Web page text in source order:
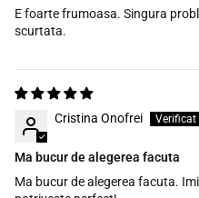
E foarte frumoasa. Singura
scurtata.
Cristina Onofrei
Ma bucur de alegerea facuta
Ma bucur de alegerea facuta.